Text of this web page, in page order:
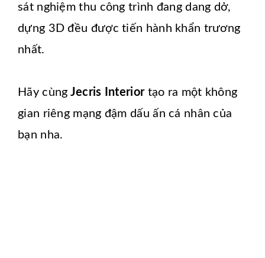
sát nghiệm thu công trình đang dang dở,
dựng 3D đều được tiến hành khẩn trương
nhất.
Hãy cùng Jecris Interiortạo ra một không
gian riêng mạng đậm dấu ấn cá nhân của
bạn nha.